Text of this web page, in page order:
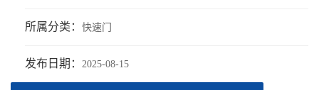
所属分类： 快速门
发布日期： 2025-08-15